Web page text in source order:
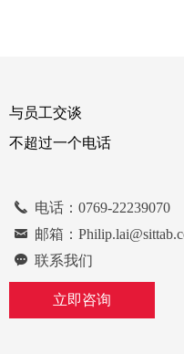
与员工交谈
不超过一个电话
立即咨询
끅 电话：0769-22239070
낂 邮箱：
끁 联系我们